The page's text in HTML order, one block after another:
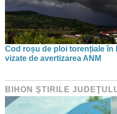
Cod roșu de ploi torențiale în
vizate de avertizarea ANM
BIHON ŞTIRILE